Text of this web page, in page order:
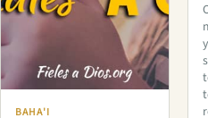
BAHA'I